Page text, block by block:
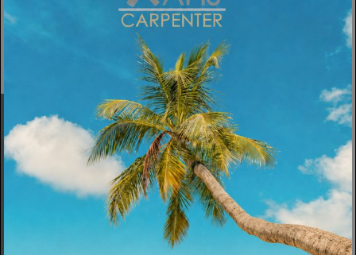
Εταιρεία
Σχετικά
Υπηρεσίες
Πολιτική Cookies